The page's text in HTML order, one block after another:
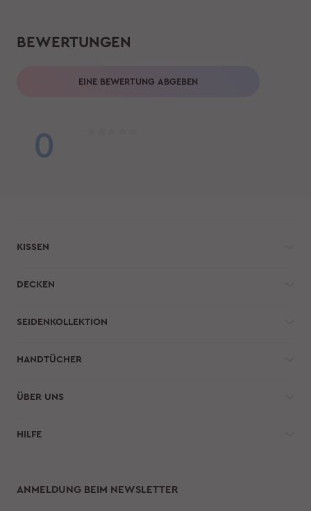
BEWERTUNGEN
EINE BEWERTUNG ABGEBEN
0
KISSEN
DECKEN
SEIDENKOLLEKTION
HANDTÜCHER
ÜBER UNS
HILFE
ANMELDUNG BEIM NEWSLETTER